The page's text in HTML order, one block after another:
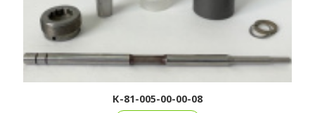
К-81-005-00-00-08